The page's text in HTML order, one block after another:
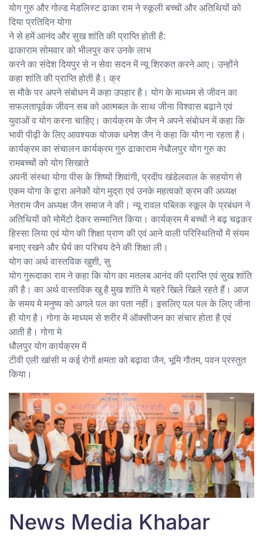
योग गुरु और गोल्ड मेडलिस्ट ढाका राम ने स्कूली बच्चों और अतिथियों को
दिया प्रतिदिन योगा
ने से हमें आनंद और सुख शांति की प्राप्ति होती है:
ढाकाराम सोमवार को भीलपुर कर उनके लाभ
करने का संदेश दियपुर से न सेवा सदन में न्यू शिरकत करने आए। उन्होंने
कहा शांति की प्राप्ति होती है। क्र
स मौके पर अपने संबोधन में कहा उपहार है। योग के माध्यम से जीवन का
सफलतापूर्वक जीवन सब को आत्मबल के साथ जीना विश्वास बढ़ाने एवं
युवाओं व योग करना चाहिए। कार्यक्रम के जैन ने अपने संबोधन में कहा कि
भावी पीढ़ी के लिए आवश्यक योजक धनेश जैन ने कहा कि योग ना रहता है।
कार्यक्रम का संचालन कार्यक्रम गुरु ढाकाराम नेधौलपुर योग गुरु का
रामबच्चों को योग सिखाते
अपनी संस्था योगा पीस के शिष्यों शिवांगी, प्रदीप खंडेलवाल के सहयोग से
एकम योगा के द्वारा अनेकों योग मुद्रा एवं उनके महत्वको क्रम की अध्यक्ष
नेतराम जैन अध्यक्ष जैन समाज ने की। न्यू रावल पब्लिक स्कूल के प्रबंधन ने
अतिथियों को मोमेंटो देकर सम्मानित किया। कार्यक्रम में बच्चों ने बढ़ चढ़कर
हिस्सा लिया एवं योग की शिक्षा प्राण की एवं आने वाली परिस्थितियों में संयम
बनाए रखने और धैर्य का परिचय देने की शिक्षा ली।
योग का अर्थ वास्तविक खुशी, सु
योग गुरूदाका राम ने कहा कि योग का मतलब आनंद की प्राप्ति एवं सुख शांति
की है। का अर्थ वास्तविक खु है मुख शांति मे चहरे खिले खिले रहते हैं। आज
के समय मे मनुष्य को अगले पल का पता नहीं। इसलिए पल पल के लिए जीना
ही योग है। गोगा के माध्यम से शरीर में ऑक्सीजन का संचार होता है एवं
आती है। गोगा मे
धौलपुर योग कार्यक्रम में
टीवी एली खांसी म कई रोगों क्षमता को बढ़ावा जैन, भूमि गौतम, पवन प्रस्तुत
किया।
News Media Khabar